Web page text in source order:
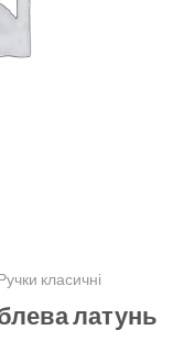
класичні
латунь